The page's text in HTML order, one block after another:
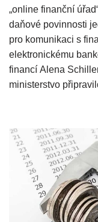
„online finanční
daňové povinnosti
pro komunikaci s
elektronickému
financí Alena
ministerstvo